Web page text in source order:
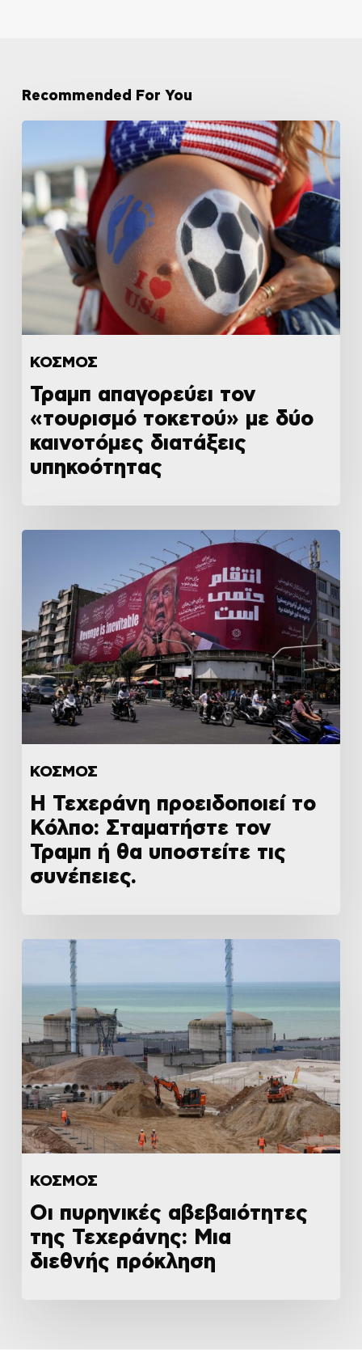
Recommended For You
ΚΟΣΜΟΣ
Τραμπ απαγορεύει τον
«τουρισμό τοκετού» με δύο
καινοτόμες διατάξεις
υπηκοότητας
ΚΟΣΜΟΣ
Η Τεχεράνη προειδοποιεί το
Κόλπο: Σταματήστε τον
Τραμπ ή θα υποστείτε τις
συνέπειες.
ΚΟΣΜΟΣ
Οι πυρηνικές αβεβαιότητες
της Τεχεράνης: Μια
διεθνής πρόκληση